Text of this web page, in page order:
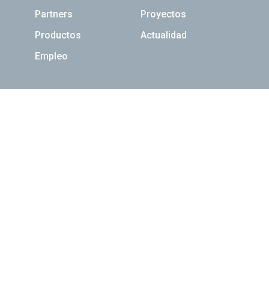
Partners
Proyectos
Productos
Actualidad
Empleo